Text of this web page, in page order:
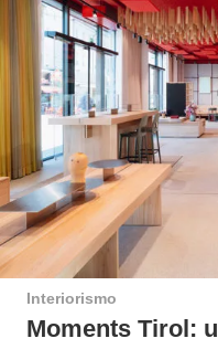
Interiorismo
Moments Tirol: